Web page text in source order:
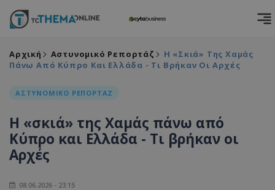
Αρχική Αστυνομικό Ρεπορτάζ
Η «σκιά» Της Χαμάς
Πάνω Από Κύπρο Και Ελλάδα - Τι Βρήκαν Οι Αρχές
ΑΣΤΥΝΟΜΙΚΟ ΡΕΠΟΡΤΑΖ
Η «σκιά» της Χαμάς πάνω από
Κύπρο και Ελλάδα - Τι βρήκαν οι
Αρχές
08.06.2026 - 23:15